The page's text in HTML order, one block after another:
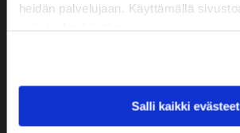
heidän palvelujaan. Käyttämällä
Salli kaikki evästeet